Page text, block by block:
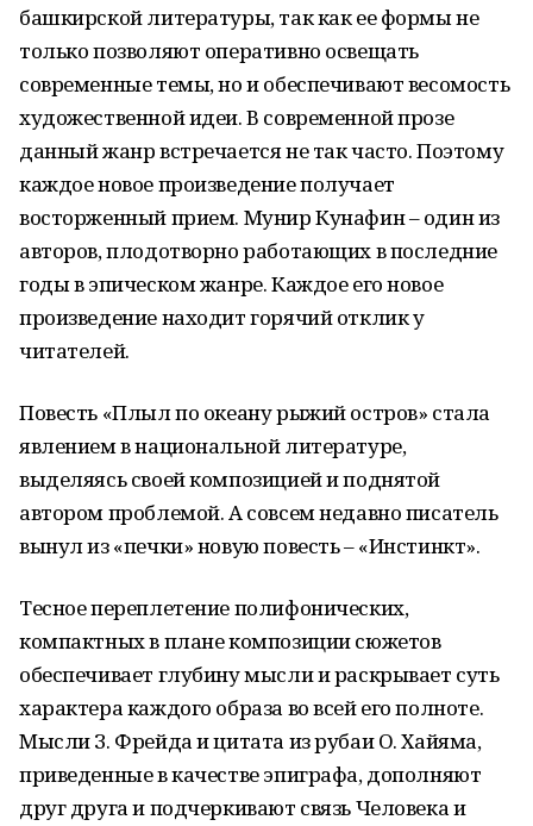
башкирской литературы, так как ее формы не
только позволяют оперативно освещать
современные темы, но и обеспечивают весомость
художественной идеи. В современной прозе
данный жанр встречается не так часто. Поэтому
каждое новое произведение получает
восторженный прием. Мунир Кунафин – один из
авторов, плодотворно работающих в последние
годы в эпическом жанре. Каждое его новое
произведение находит горячий отклик у
читателей.
Повесть «Плыл по океану рыжий остров» стала
явлением в национальной литературе,
выделяясь своей композицией и поднятой
автором проблемой. А совсем недавно писатель
вынул из «печки» новую повесть – «Инстинкт».
Тесное переплетение полифонических,
компактных в плане композиции сюжетов
обеспечивает глубину мысли и раскрывает суть
характера каждого образа во всей его полноте.
Мысли З. Фрейда и цитата из рубаи О. Хайяма,
приведенные в качестве эпиграфа, дополняют
друг друга и подчеркивают связь Человека и